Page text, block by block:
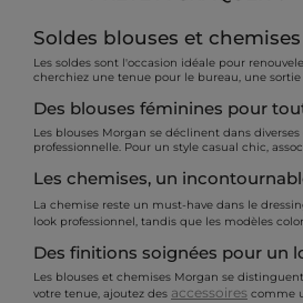
Soldes blouses et
Les soldes sont l'occasion idéale pour
cherchiez une tenue pour le bureau, une
Des blouses féminines pour
Les blouses Morgan se déclinent dans
professionnelle. Pour un style casual chic,
Les chemises, un
La chemise reste un must-have dans le
look professionnel, tandis que les modèles
Des finitions soignées pour un
Les blouses et chemises Morgan se
votre tenue, ajoutez des accessoires comme